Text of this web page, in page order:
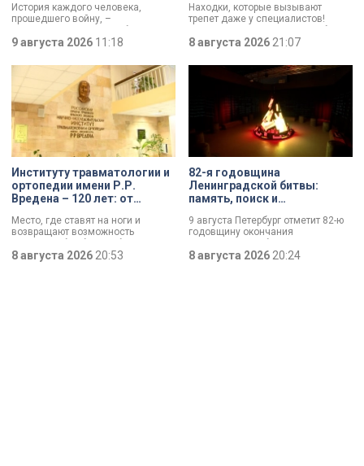
История каждого человека,
прошедшего войну, –
напоминание о цене победы.
Сколько испытаний выпало на
долю блокадников, тружеников
тыла, солдат, женщин и, конечно
же, детей. Три года скитаний,
потеря близких, голод – в 12 лет
она осталась совершенно одна. О
судьбе Анны Трусовой,
пережившей оккупацию
Павловска и потерю близких.
9 августа 2026 11:18
Находки, которые вызывают
трепет даже у специалистов!
Нательный крест возрастом более
тысячи лет и боевой топор – вот
главные трофеи археологической
экспедиции в Старой Ладоге в
8 августа 2026 21:07
Институту травматологии и
ортопедии имени Р.Р.
Вредена – 120 лет: от
до передового
медицинского центра
Место, где ставят на ноги и
возвращают возможность
двигаться без боли. Юбилей
отмечает Институт травматологии
и ортопедии имени Р.Р. Вредена.
8 августа 2026 20:53
82-я годовщина
Ленинградской битвы:
память, поиск и
9 августа Петербург отметит 82-ю
годовщину окончания
Ленинградской битвы. Это День
воинской славы, который был
официально установлен в апреле
8 августа 2026 20:24